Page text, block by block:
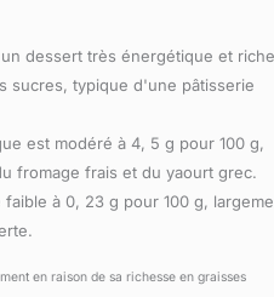
dessert très énergétique et
sucres, typique d'une pâtisserie
est modéré à 4, 5 g pour 100 g,
fromage frais et du yaourt grec.
à 0, 23 g pour 100 g,
en raison de sa richesse en graisses